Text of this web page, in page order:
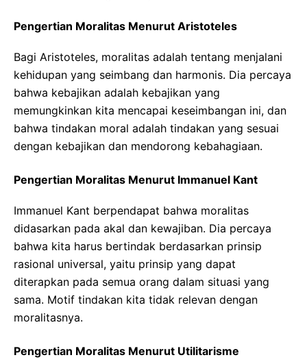
Pengertian Moralitas Menurut Aristoteles
Bagi Aristoteles, moralitas adalah tentang menjalani
kehidupan yang seimbang dan harmonis. Dia percaya
bahwa kebajikan adalah kebajikan yang
memungkinkan kita mencapai keseimbangan ini, dan
bahwa tindakan moral adalah tindakan yang sesuai
dengan kebajikan dan mendorong kebahagiaan.
Pengertian Moralitas Menurut Immanuel Kant
Immanuel Kant berpendapat bahwa moralitas
didasarkan pada akal dan kewajiban. Dia percaya
bahwa kita harus bertindak berdasarkan prinsip
rasional universal, yaitu prinsip yang dapat
diterapkan pada semua orang dalam situasi yang
sama. Motif tindakan kita tidak relevan dengan
moralitasnya.
Pengertian Moralitas Menurut Utilitarisme